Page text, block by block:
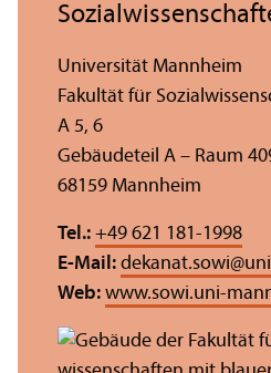
Universität Mannheim
Fakultät für
A 5, 6
Gebäudeteil A – Raum
68159 Mannheim
Tel.: +49 621 181-1998
E-Mail: dekanat.sowi@
Web: www.sowi.uni-